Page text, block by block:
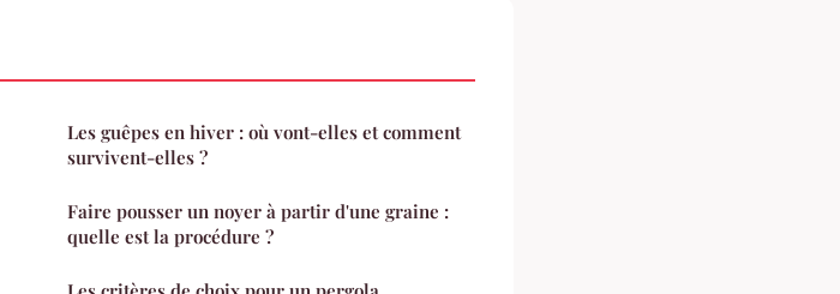
Les guêpes en hiver : où vont-elles et comment
survivent-elles ?
Faire pousser un noyer à partir d'une graine :
quelle est la procédure ?